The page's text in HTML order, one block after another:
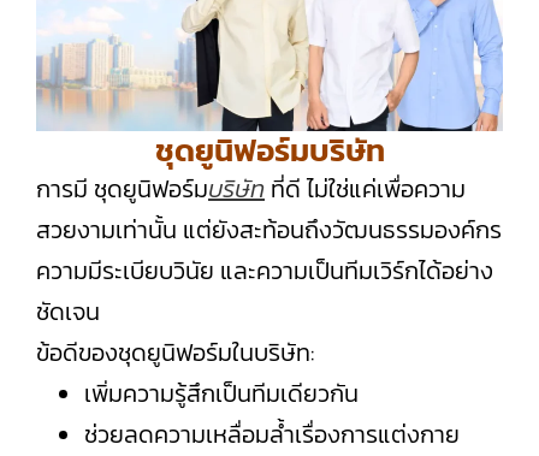
ชุดยูนิฟอร์มบริษัท
การมี ชุดยูนิฟอร์มบริษัท ที่ดี ไม่ใช่แค่เพื่อความ
สวยงามเท่านั้น แต่ยังสะท้อนถึงวัฒนธรรมองค์กร
ความมีระเบียบวินัย และความเป็นทีมเวิร์กได้อย่าง
ชัดเจน
ข้อดีของชุดยูนิฟอร์มในบริษัท:
เพิ่มความรู้สึกเป็นทีมเดียวกัน
ช่วยลดความเหลื่อมล้ำเรื่องการแต่งกาย